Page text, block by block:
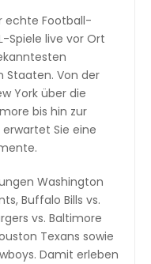
echte Football-
Spiele live vor Ort
Staaten. Von der
York über die
bis hin zur
Sie eine
Washington
Buffalo Bills vs.
vs. Baltimore
Texans sowie
Damit erleben